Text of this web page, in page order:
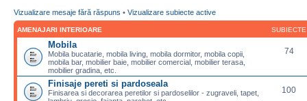
Vizualizare mesaje fără răspuns • Vizualizare subiecte active
AMENAJARI INTERIOARE SUBIECTE
Mobila
Mobila bucatarie, mobila living, mobila dormitor, mobila copii,
mobila bar, mobilier baie, mobilier comercial, mobilier terasa,
mobilier gradina, etc.
74
Finisaje pereti si pardoseala
Finisarea si decorarea peretilor si pardoselilor - zugraveli, tapet,
100